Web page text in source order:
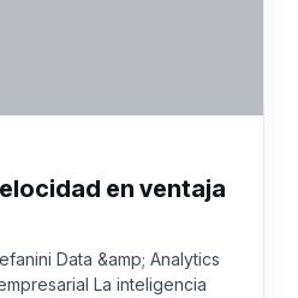
en ventaja
Data &amp; Analytics
La inteligencia